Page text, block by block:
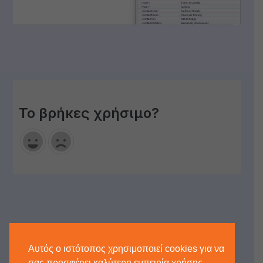
Το βρήκες χρήσιμο?
Αυτός ο ιστότοπος χρησιμοποιεί cookies για να